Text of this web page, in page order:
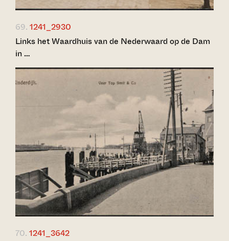
69. 1241_2930
Links het Waardhuis van de Nederwaard op de Dam
in …
70. 1241_3642